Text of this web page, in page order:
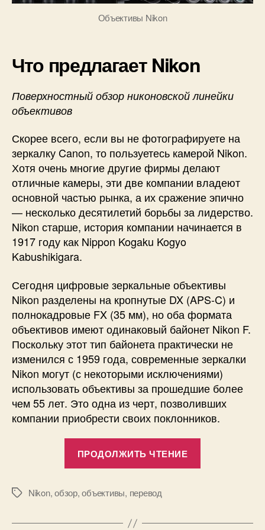
Объективы Nikon
Что предлагает Nikon
Поверхностный обзор никоновской линейки
объективов
Скорее всего, если вы не фотографируете на
зеркалку Canon, то пользуетесь камерой Nikon.
Хотя очень многие другие фирмы делают
отличные камеры, эти две компании владеют
основной частью рынка, а их сражение эпично
— несколько десятилетий борьбы за лидерство.
Nikon старше, история компании начинается в
1917 году как Nippon Kogaku Kogyo
Kabushikigara.
Сегодня цифровые зеркальные объективы
Nikon разделены на кропнутые DX (APS-C) и
полнокадровые FX (35 мм), но оба формата
объективов имеют одинаковый байонет Nikon F.
Поскольку этот тип байонета практически не
изменился с 1959 года, современные зеркалки
Nikon могут (с некоторыми исключениями)
использовать объективы за прошедшие более
чем 55 лет. Это одна из черт, позволивших
компании приобрести своих поклонников.
ПРОДОЛЖИТЬ ЧТЕНИЕ
Nikon?»
МеткиNikon,обзор,объективы, перевод